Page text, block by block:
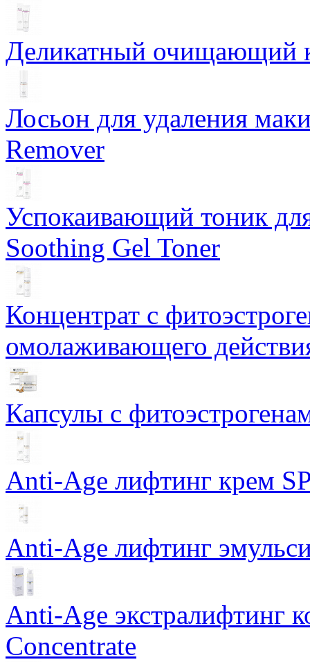
Деликатный очищающий
Лосьон для удаления
Remover
Успокаивающий тоник
Soothing Gel Toner
Концентрат с
омолаживающего
Капсулы с
Anti-Age лифтинг крем
Anti-Age лифтинг
Anti-Age экстралифтинг
Concentrate